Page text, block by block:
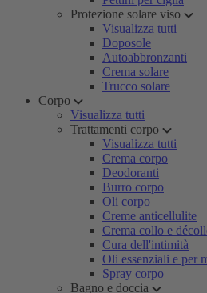
Protezione solare viso
Visualizza tutti
Doposole
Autoabbronzanti
Crema solare
Trucco solare
Corpo
Visualizza tutti
Trattamenti corpo
Visualizza tutti
Crema corpo
Deodoranti
Burro corpo
Oli corpo
Creme anticellulite
Crema collo e
Cura dell'intimità
Oli essenziali e per
Spray corpo
Bagno e doccia